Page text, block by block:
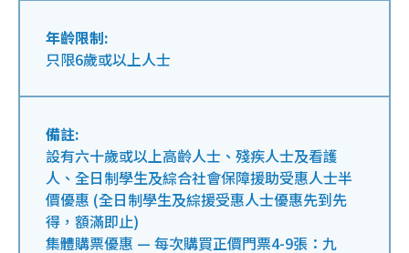
年齡限制:
只限6歲或以上人士
備註:
設有六十歲或以上高齡人士、殘疾人士及看護
人、全日制學生及綜合社會保障援助受惠人士半
價優惠 (全日制學生及綜援受惠人士優惠先到先
得，額滿即止)
集體購票優惠 — 每次購買正價門票4-9張：九